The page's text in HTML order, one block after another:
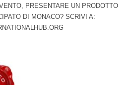
PRESENTARE UN PRODOTTO
DI MONACO? SCRIVI A: